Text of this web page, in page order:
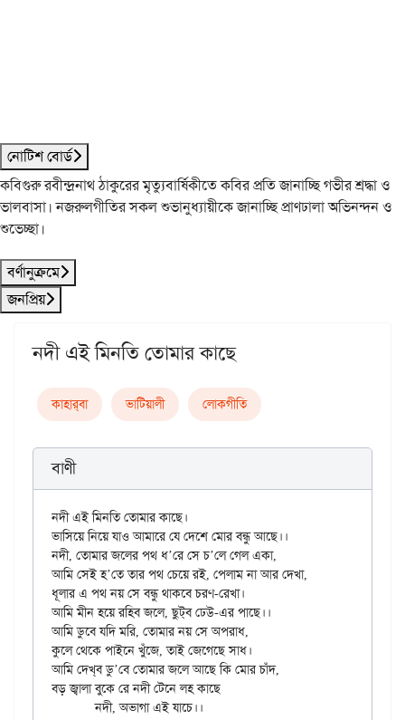
নোটিশ বোর্ড
কবিগুরু রবীন্দ্রনাথ ঠাকুরের মৃত্যুবার্ষিকীতে কবির প্রতি জানাচ্ছি গভীর শ্রদ্ধা ও
ভালবাসা। নজরুলগীতির সকল শুভানুধ্যায়ীকে জানাচ্ছি প্রাণঢালা অভিনন্দন ও
শুভেচ্ছা।
বর্ণানুক্রমে
জনপ্রিয়
নদী এই মিনতি তোমার কাছে
কাহার্‌বা ভাটিয়ালী লোকগীতি
বাণী
নদী এই মিনতি তোমার কাছে।
ভাসিয়ে নিয়ে যাও আমারে যে দেশে মোর বন্ধু আছে।।
নদী, তোমার জলের পথ ধ’রে সে চ’লে গেল একা,
আমি সেই হ’তে তার পথ চেয়ে রই, পেলাম না আর দেখা,
ধূলার এ পথ নয় সে বন্ধু থাকবে চরণ-রেখা।
আমি মীন হয়ে রহিব জলে, ছুট্‌ব ঢেউ-এর পাছে।।
আমি ডুবে যদি মরি, তোমার নয় সে অপরাধ,
কুলে থেকে পাইনে খুঁজে, তাই জেগেছে সাধ।
আমি দেখ্‌ব ডু’বে তোমার জলে আছে কি মোর চাঁদ,
বড় জ্বালা বুকে রে নদী টেনে লহ কাছে